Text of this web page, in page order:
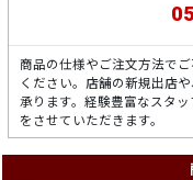
商品の仕様やご注文方法で
ください。店舗の新規出店
承ります。経験豊富なスタ
をさせていただきます。